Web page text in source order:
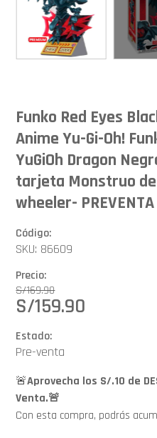
Funko Red Eyes
Anime Yu-Gi-Oh!
YuGiOh Dragon
tarjeta Monstruo
wheeler- PREVENTA
Código:
SKU: 86609
Precio:
S/169.90
S/159.90
Estado:
Pre-venta
🚨Aprovecha los S/.10 de
Venta.🚨
Con esta compra, podrás